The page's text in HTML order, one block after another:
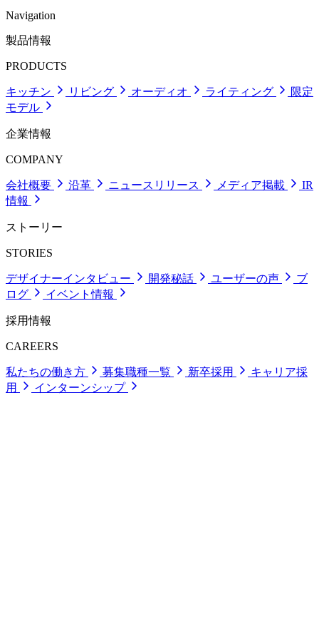
Navigation
製品情報
PRODUCTS
キッチン リビング オーディオ ライティング
限定
モデル
企業情報
COMPANY
会社概要 沿革 ニュースリリース メディア掲載
IR
情報
ストーリー
STORIES
デザイナーインタビュー 開発秘話 ユーザーの声
ブ
ログ
イベント情報
採用情報
CAREERS
私たちの働き方 募集職種一覧 新卒採用
キャリア採
用
インターンシップ